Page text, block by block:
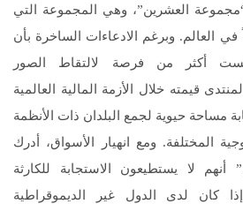
العشرين”، وهي المجموعة التي
20 اقتصاداً في العالم. وبرغم الادعاءات الساخرة بأن
أكثر من فرصة لالتقاط الصور
قيمته خلال الأزمة المالية العالمية
بمثابة مساحة حيوية لجمع البلدان ذات الأنظمة
المختلفة. ومع انهيار الأسواق، أدرك
لا يستطيعون الاستجابة للكارثة
إذا كان لدى الدول غير الديموقراطية